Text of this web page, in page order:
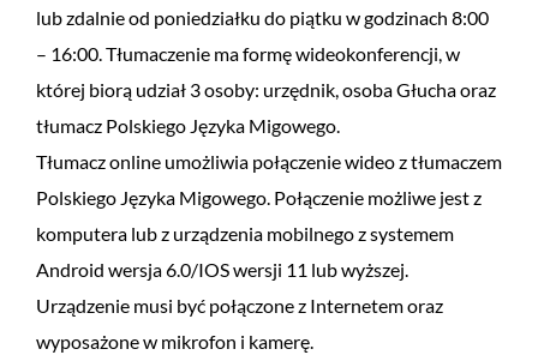
lub zdalnie od poniedziałku do piątku w godzinach 8:00
– 16:00. Tłumaczenie ma formę wideokonferencji, w
której biorą udział 3 osoby: urzędnik, osoba Głucha oraz
tłumacz Polskiego Języka Migowego.
Tłumacz online umożliwia połączenie wideo z tłumaczem
Polskiego Języka Migowego. Połączenie możliwe jest z
komputera lub z urządzenia mobilnego z systemem
Android wersja 6.0/IOS wersji 11 lub wyższej.
Urządzenie musi być połączone z Internetem oraz
wyposażone w mikrofon i kamerę.